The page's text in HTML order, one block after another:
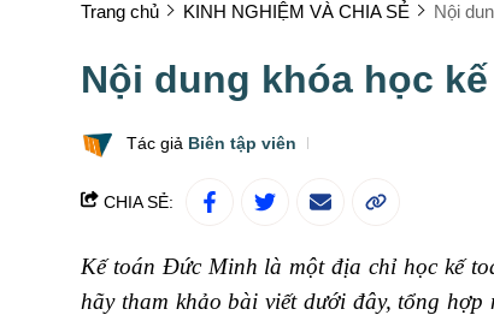
Trang chủ KINH NGHIỆM VÀ CHIA SẺ Nội
Nội dung khóa học
Tác giả Biên tập viên
CHIA SẺ:
Kế toán Đức Minh là một địa chỉ học kế
hãy tham khảo bài viết dưới đây, tổng